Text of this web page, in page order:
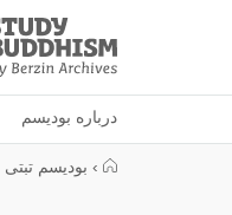
Study
Buddhism
Home
درباره بودیسم
› بودیسم تبتی